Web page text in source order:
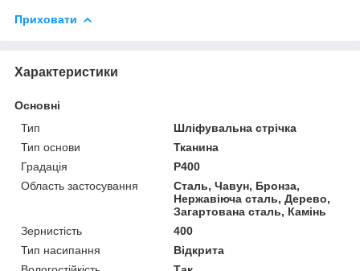
Приховати
Характеристики
Основні
Тип
Шліфувальна стрічка
Тип основи
Тканина
Градація
P400
Область застосування
Сталь, Чавун, Бронза,
Нержавіюча сталь, Дерево,
Загартована сталь, Камінь
Зернистість
400
Тип насипання
Відкрита